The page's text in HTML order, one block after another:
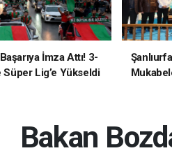
İmza Attı! 3-
Süper Lig’e Yükseldi
Bakan